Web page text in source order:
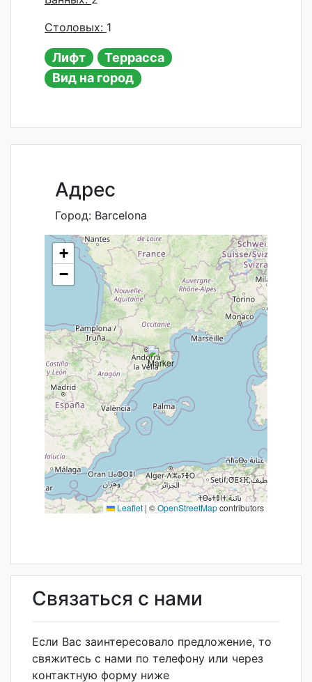
Столовых: 1
Лифт
Террасса
Вид на город
Адрес
Город: Barcelona
+
−
Leaflet | ©OpenStreetMapcontributors
Связаться с нами
Если Вас заинтересовало предложение, то
свяжитесь с нами по телефону или через
контактную форму ниже